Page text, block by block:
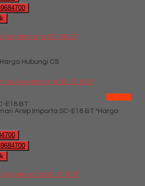
Arsip Importa SC-06 BT
Hubungi CS
via SMS
E18 BT
*Harga
Importa SC-E18 BT